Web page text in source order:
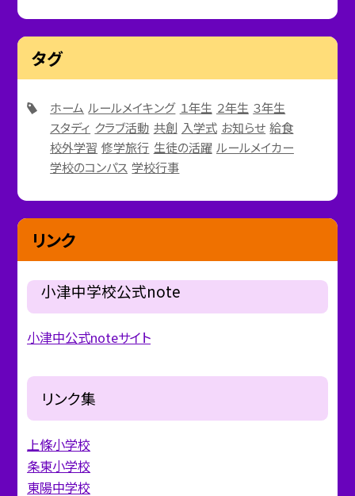
タグ
ホーム ルールメイキング １年生 ２年生 ３年生
スタディ クラブ活動 共創 入学式 お知らせ 給食
校外学習 修学旅行 生徒の活躍 ルールメイカー
学校のコンパス 学校行事
リンク
小津中学校公式note
小津中公式noteサイト
リンク集
上條小学校
条東小学校
東陽中学校